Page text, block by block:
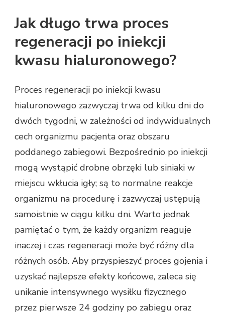
Jak długo trwa proces
regeneracji po iniekcji
kwasu hialuronowego?
Proces regeneracji po iniekcji kwasu
hialuronowego zazwyczaj trwa od kilku dni do
dwóch tygodni, w zależności od indywidualnych
cech organizmu pacjenta oraz obszaru
poddanego zabiegowi. Bezpośrednio po iniekcji
mogą wystąpić drobne obrzęki lub siniaki w
miejscu wkłucia igły; są to normalne reakcje
organizmu na procedurę i zazwyczaj ustępują
samoistnie w ciągu kilku dni. Warto jednak
pamiętać o tym, że każdy organizm reaguje
inaczej i czas regeneracji może być różny dla
różnych osób. Aby przyspieszyć proces gojenia i
uzyskać najlepsze efekty końcowe, zaleca się
unikanie intensywnego wysiłku fizycznego
przez pierwsze 24 godziny po zabiegu oraz